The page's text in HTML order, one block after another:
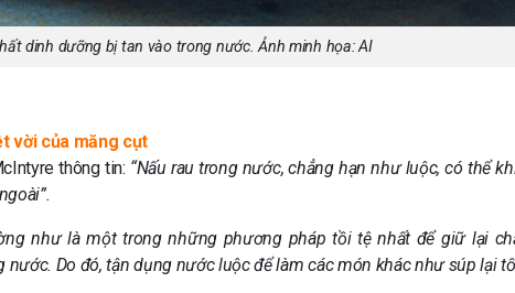
dinh dưỡng bị tan vào trong nước. Ảnh minh họa: AI
vời của măng cụt
thông tin: “Nấu rau trong nước, chẳng hạn như luộc, có thể
như là một trong những phương pháp tồi tệ nhất để giữ lại
Do đó, tận dụng nước luộc để làm các món khác như súp lại tố